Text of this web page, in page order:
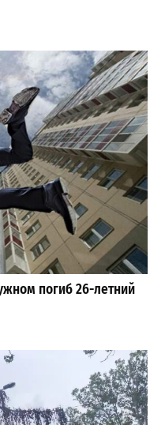
погиб 26-летний